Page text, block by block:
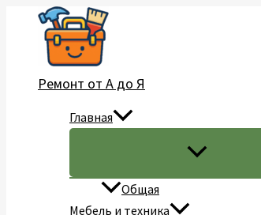
Перейти
содержимому
Ремонт от А до Я
Главная
Общая
Мебель и техника